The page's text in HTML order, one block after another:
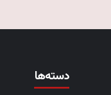
دسته‌ها